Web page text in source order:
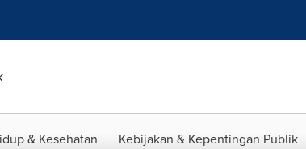
& Kesehatan Kebijakan & Kepentingan Publik